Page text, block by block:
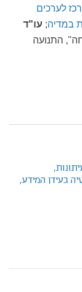
לערכים
במדיה; עו"ד
התנועה
בעידן המידע,